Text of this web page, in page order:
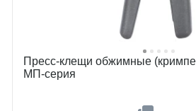
Пресс-клещи обжимные
МП-серия